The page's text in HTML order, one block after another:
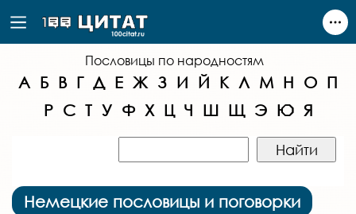
Пословицы по народностям
А Б В Г Д Е Ж З И Й К Л М Н О П
Р С Т У Ф Х Ц Ч Ш Щ Э Ю Я
Немецкие пословицы и поговорки